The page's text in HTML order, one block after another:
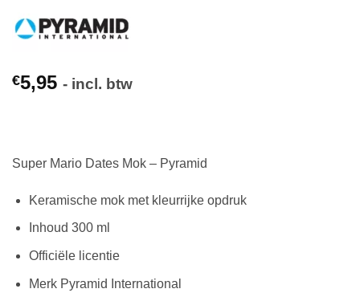
€5,95 - incl. btw
Super Mario Dates Mok – Pyramid
Keramische mok met kleurrijke opdruk
Inhoud 300 ml
Officiële licentie
Merk Pyramid International